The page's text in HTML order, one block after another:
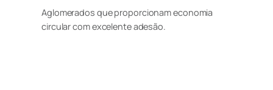
Aglomerados que proporcionam economia
circular com excelente adesão.